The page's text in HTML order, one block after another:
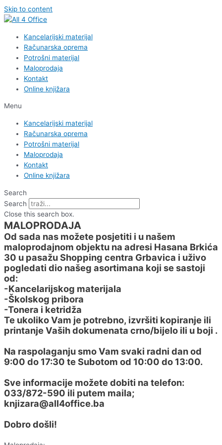
Skip to content
Kancelarijski materijal
Računarska oprema
Potrošni materijal
Maloprodaja
Kontakt
Online knjižara
Menu
Kancelarijski materijal
Računarska oprema
Potrošni materijal
Maloprodaja
Kontakt
Online knjižara
Search
Search
Close this search box.
MALOPRODAJA
Od sada nas možete posjetiti i u našem
maloprodajnom objektu na adresi Hasana Brkića
30 u pasažu Shopping centra Grbavica i uživo
pogledati dio našeg asortimana koji se sastoji
od:
-Kancelarijskog materijala
-Školskog pribora
-Tonera i ketridža
Te ukoliko Vam je potrebno, izvršiti kopiranje ili
printanje Vaših dokumenata crno/bijelo ili u boji .
Na raspolaganju smo Vam svaki radni dan od
9:00 do 17:30 te Subotom od 10:00 do 13:00.
Sve informacije možete dobiti na telefon:
033/872-590 ili putem maila;
knjizara@all4office.ba
Dobro došli!